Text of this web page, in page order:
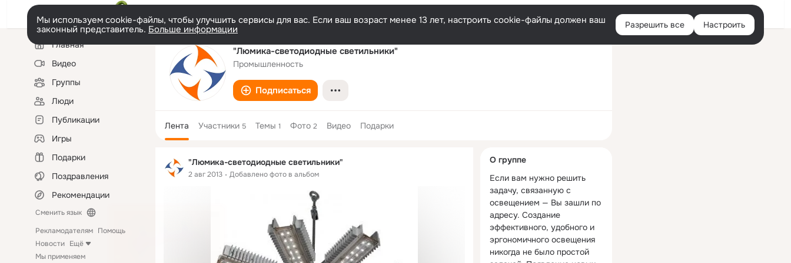
Войти
Мы используем cookie-файлы, чтобы улучшить сервисы для вас. Если ваш возраст менее 13 лет, настроить cookie-файлы должен ваш
законный представитель. Больше информации Разрешить все Настроить
Левая
колонкаГлавная
Видео
Группы
Люди
Публикации
Игры
Подарки
Поздравления
Рекомендации
Сменить язык
Рекламодателям Помощь
Новости Ещё
Мы применяем
"Люмика-светодиодные светильники"
Промышленность
Подписаться
Лента Участники 5 Темы 1 Фото 2 Видео Подарки
"Люмика-светодиодные светильники"
2 авг 2013 Добавлено фото в альбом
колонка
О группе
Если вам нужно решить
задачу, связанную с
освещением — Вы зашли по
адресу. Создание
эффективного, удобного и
эргономичного освещения
никогда не было простой